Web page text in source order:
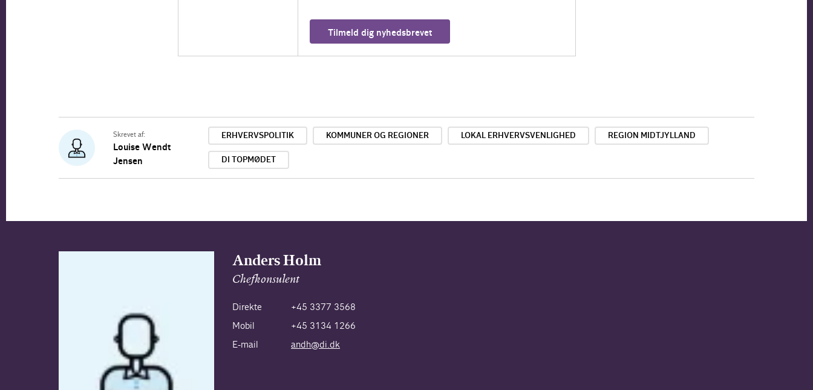
Tilmeld dig nyhedsbrevet
Skrevet af:
Louise Wendt
Jensen
ERHVERVSPOLITIK KOMMUNER OG REGIONER LOKAL ERHVERVSVENLIGHED REGION MIDTJYLLAND
DI TOPMØDET
Anders Holm
Chefkonsulent
Direkte
+45 3377 3568
Mobil
+45 3134 1266
E-mail
andh@di.dk